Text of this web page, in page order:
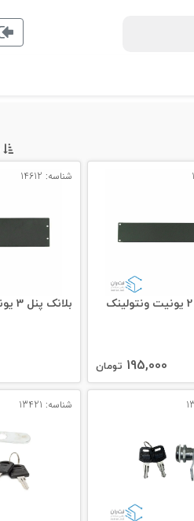
195,000 تومان
شناسه: 14612
بلانک پنل 3 یونیت ونتولینک
شناسه: 13421